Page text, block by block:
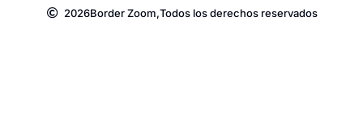
2026Border Zoom,Todos los derechos reservados